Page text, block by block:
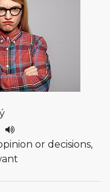
or decisions,